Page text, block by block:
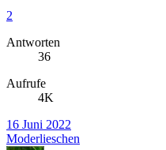
2
Antworten
36
Aufrufe
4K
16 Juni 2022
Moderlieschen